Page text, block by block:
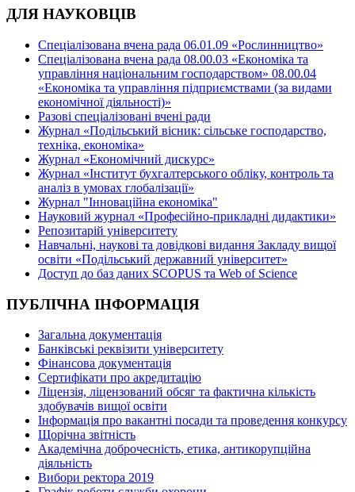
ДЛЯ НАУКОВЦІВ
Спеціалізована вчена рада 06.01.09 «Рослинництво»
Спеціалізована вчена рада 08.00.03 «Економіка та
управління національним господарством» 08.00.04
«Економіка та управління підприємствами (за видами
економічної діяльності)»
Разові спеціалізовані вчені ради
Журнал «Подільський вісник: сільське господарство,
техніка, економіка»
Журнал «Економічний дискурс»
Журнал «Інститут бухгалтерського обліку, контроль та
аналіз в умовах глобалізації»
Журнал "Інноваційна економіка"
Науковий журнал «Професійно-прикладні дидактики»
Репозитарій університету
Навчальні, наукові та довідкові видання Закладу вищої
освіти «Подільський державний університет»
Доступ до баз даних SCOPUS та Web of Science
ПУБЛІЧНА ІНФОРМАЦІЯ
Загальна документація
Банківські реквізити університету
Фінансова документація
Сертифікати про акредитацію
Ліцензія, ліцензований обсяг та фактична кількість
здобувачів вищої освіти
Інформація про вакантні посади та проведення конкурсу
Щорічна звітність
Академічна доброчесність, етика, антикорупційна
діяльність
Вибори ректора 2019